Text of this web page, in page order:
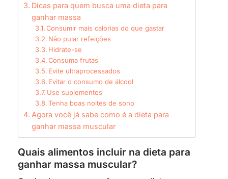
Dicas para quem busca uma dieta para
ganhar massa
Consumir mais calorias do que gastar
Não pular refeições
Hidrate-se
Consuma frutas
Evite ultraprocessados
Evitar o consumo de álcool
Use suplementos
Tenha boas noites de sono
Agora você já sabe como é a dieta para
ganhar massa muscular
Quais alimentos incluir na dieta para
ganhar massa muscular?